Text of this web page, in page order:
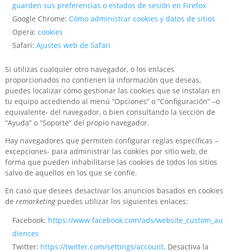
guarden sus preferencias o estados de sesión en Firefox
Google Chrome: Cómo administrar cookies y datos de sitios
Opera: cookies
Safari: Ajustes web de Safari
Si utilizas cualquier otro navegador, o los enlaces
proporcionados no contienen la información que deseas,
puedes localizar cómo gestionar las cookies que se instalan en
tu equipo accediendo al menú “Opciones” o “Configuración” –o
equivalente- del navegador, o bien consultando la sección de
“Ayuda” o “Soporte” del propio navegador.
Hay navegadores que permiten configurar reglas específicas –
excepciones- para administrar las cookies por sitio web, de
forma que pueden inhabilitarse las cookies de todos los sitios
salvo de aquellos en los que se confíe.
En caso que desees desactivar los anuncios basados en cookies
de remarketingpuedes utilizar los siguientes enlaces:
Facebook: https://www.facebook.com/ads/website_custom_au
diences
Twitter: https://twitter.com/settings/account. Desactiva la